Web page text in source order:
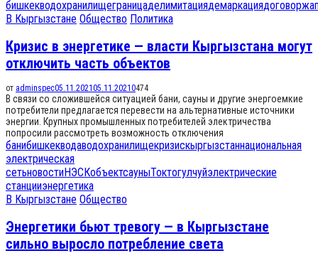
бишкекводохранилищеграницаделимитациядемаркациядоговор
В Кыргызстане Общество Политика
Кризис в энергетике — власти Кыргызстана могут
отключить часть объектов
от adminspec05.11.202105.11.20210474
В связи со сложившейся ситуацией бани, сауны и другие энергоемкие
потребители предлагается перевести на альтернативные источники
энергии. Крупных промышленных потребителей электричества
попросили рассмотреть возможность отключения
банибишкекводаводохранилищекризискыргызстаннациональная
электрическая
сетьновостиНЭСКобъектсауныТоктогулчуйэлектрические
станцииэнергетика
В Кыргызстане Общество
Энергетики бьют тревогу — в Кыргызстане
сильно выросло потребление света